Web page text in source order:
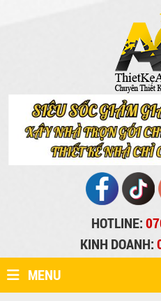
HOTLINE:
KINH DOANH:
MENU